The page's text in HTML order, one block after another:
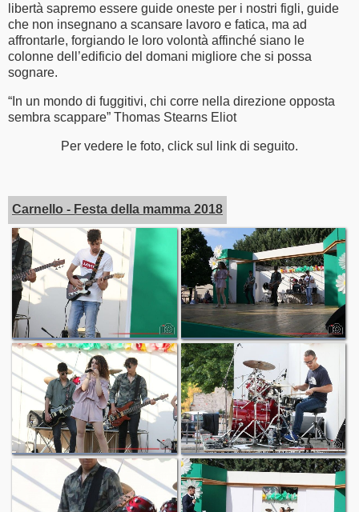
libertà sapremo essere guide oneste per i nostri figli, guide
che non insegnano a scansare lavoro e fatica, ma ad
affrontarle, forgiando le loro volontà affinché siano le
colonne dell’edificio del domani migliore che si possa
sognare.
“In un mondo di fuggitivi, chi corre nella direzione opposta
sembra scappare” Thomas Stearns Eliot
Per vedere le foto, click sul link di seguito.
Carnello - Festa della mamma 2018